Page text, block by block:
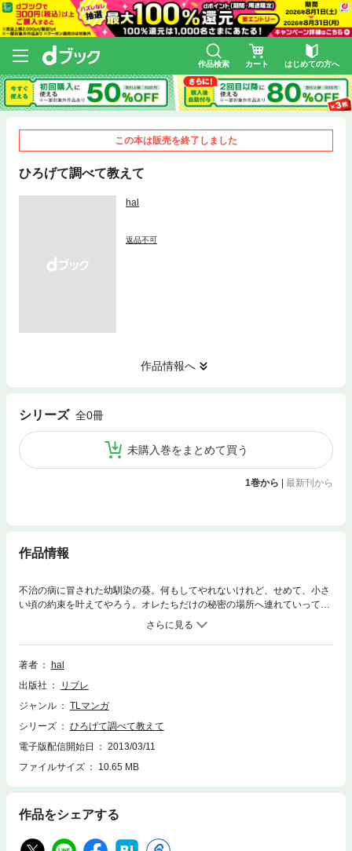
作品検索 カート はじめての方へ
この本は販売を終了しました
ひろげて調べて教えて
hal
返品不可
作品情報へ
シリーズ 全0冊
未購入巻をまとめて買う
1巻から 最新刊から
作品情報
不治の病に冒された幼馴染の葵。何もしてやれないけれど、せめて、小さ
い頃の約束を叶えてやろう。オレたちだけの秘密の場所へ連れていって、
そこで抱き合おう。オマエの肌の温もり、快感に歪む表情、すべてをずっ
と覚えているから、最期まで一緒にいるから…。
著者
hal
出版社
リブレ
ジャンル
TLマンガ
シリーズ
ひろげて調べて教えて
電子版配信開始日
2013/03/11
ファイルサイズ
10.65 MB
作品をシェアする